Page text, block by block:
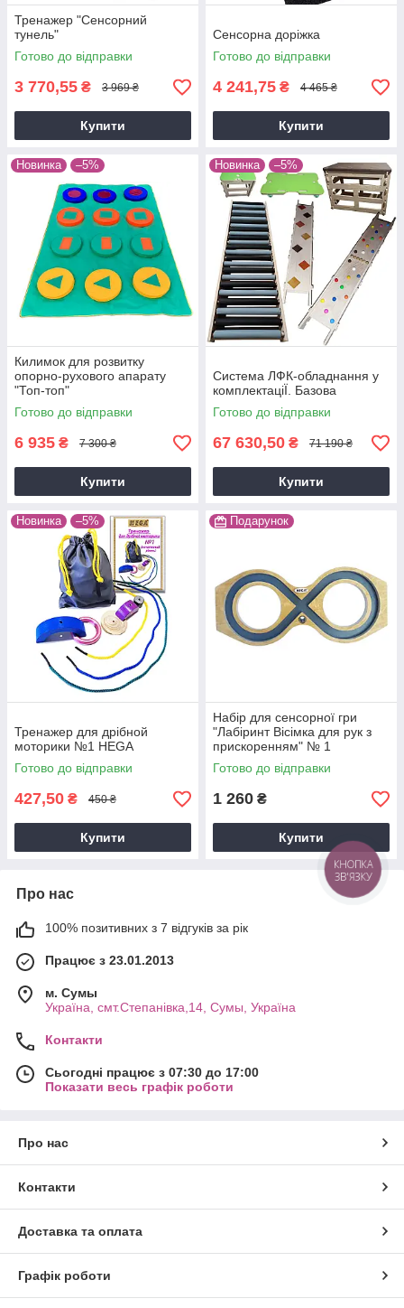
Тренажер "Сенсорний
тунель"
Готово до відправки
3 770,55 ₴ 3 969 ₴
Купити
Сенсорна доріжка
Готово до відправки
4 241,75 ₴ 4 465 ₴
Купити
Новинка –5%
Килимок для розвитку
опорно-рухового апарату
"Топ-топ"
Готово до відправки
6 935 ₴ 7 300 ₴
Купити
Новинка –5%
Система ЛФК-обладнання у
комплектацiЇ. Базова
Готово до відправки
67 630,50 ₴ 71 190 ₴
Купити
Новинка –5%
Тренажер для дрібной
моторики №1 HEGA
Готово до відправки
427,50 ₴ 450 ₴
Купити
Подарунок
Набiр для сенсорної гри
"Лабіринт Вісімка для рук з
прискоренням" № 1
Готово до відправки
1 260 ₴
Купити
Про нас
100% позитивних з 7 відгуків за рік
Працює з 23.01.2013
м. Cумы
Україна, смт.Степанівка,14, Cумы, Україна
Контакти
Сьогодні працює з 07:30 до 17:00
Показати весь графік роботи
Про нас
Контакти
Доставка та оплата
Графік роботи
КНОПКА
ЗВ'ЯЗКУ